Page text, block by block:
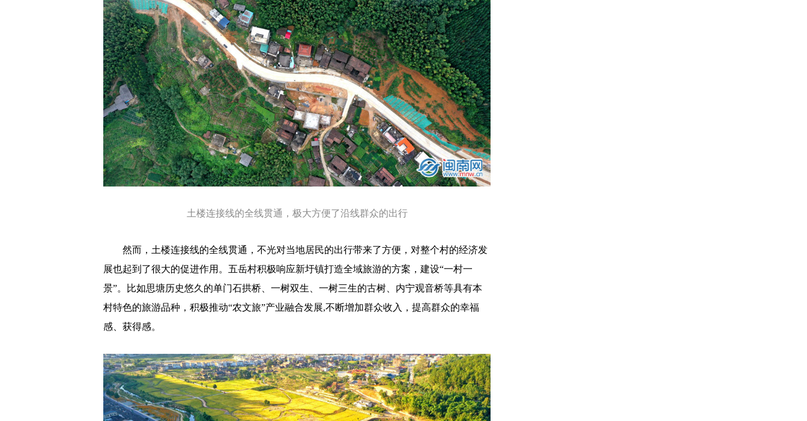
土楼连接线的全线贯通，极大方便了沿线群众的出行
然而，土楼连接线的全线贯通，不光对当地居民的出行带来了方便，对整个村的经济发
展也起到了很大的促进作用。五岳村积极响应新圩镇打造全域旅游的方案，建设“一村一
景”。比如思塘历史悠久的单门石拱桥、一树双生、一树三生的古树、内宁观音桥等具有本
村特色的旅游品种，积极推动“农文旅”产业融合发展,不断增加群众收入，提高群众的幸福
感、获得感。